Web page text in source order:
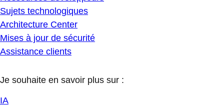
Sujets technologiques
Architecture Center
Mises à jour de sécurité
Assistance clients
Je souhaite en savoir plus sur :
IA